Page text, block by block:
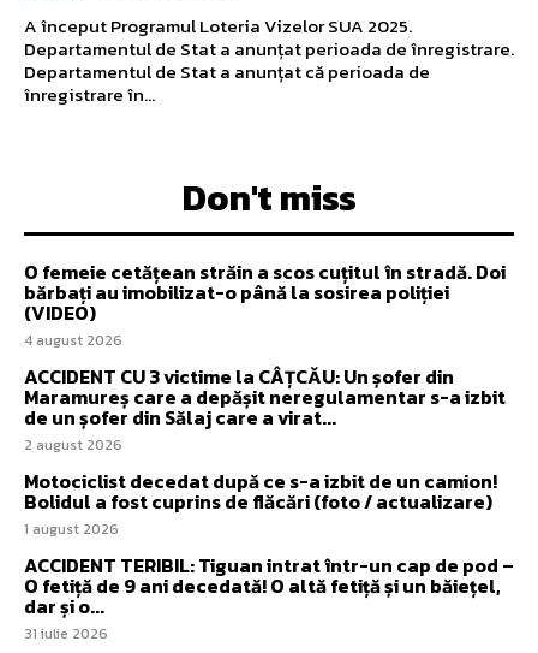
A început Programul Loteria Vizelor SUA 2025.
Departamentul de Stat a anunțat perioada de înregistrare.
Departamentul de Stat a anunțat că perioada de
înregistrare în...
Don't miss
O femeie cetățean străin a scos cuțitul în stradă. Doi
bărbați au imobilizat-o până la sosirea poliției
(VIDEO)
4 august 2026
ACCIDENT CU 3 victime la CÂȚCĂU: Un șofer din
Maramureș care a depășit neregulamentar s-a izbit
de un șofer din Sălaj care a virat...
2 august 2026
Motociclist decedat după ce s-a izbit de un camion!
Bolidul a fost cuprins de flăcări (foto / actualizare)
1 august 2026
ACCIDENT TERIBIL: Tiguan intrat într-un cap de pod –
O fetiță de 9 ani decedată! O altă fetiță și un băiețel,
dar și o...
31 iulie 2026